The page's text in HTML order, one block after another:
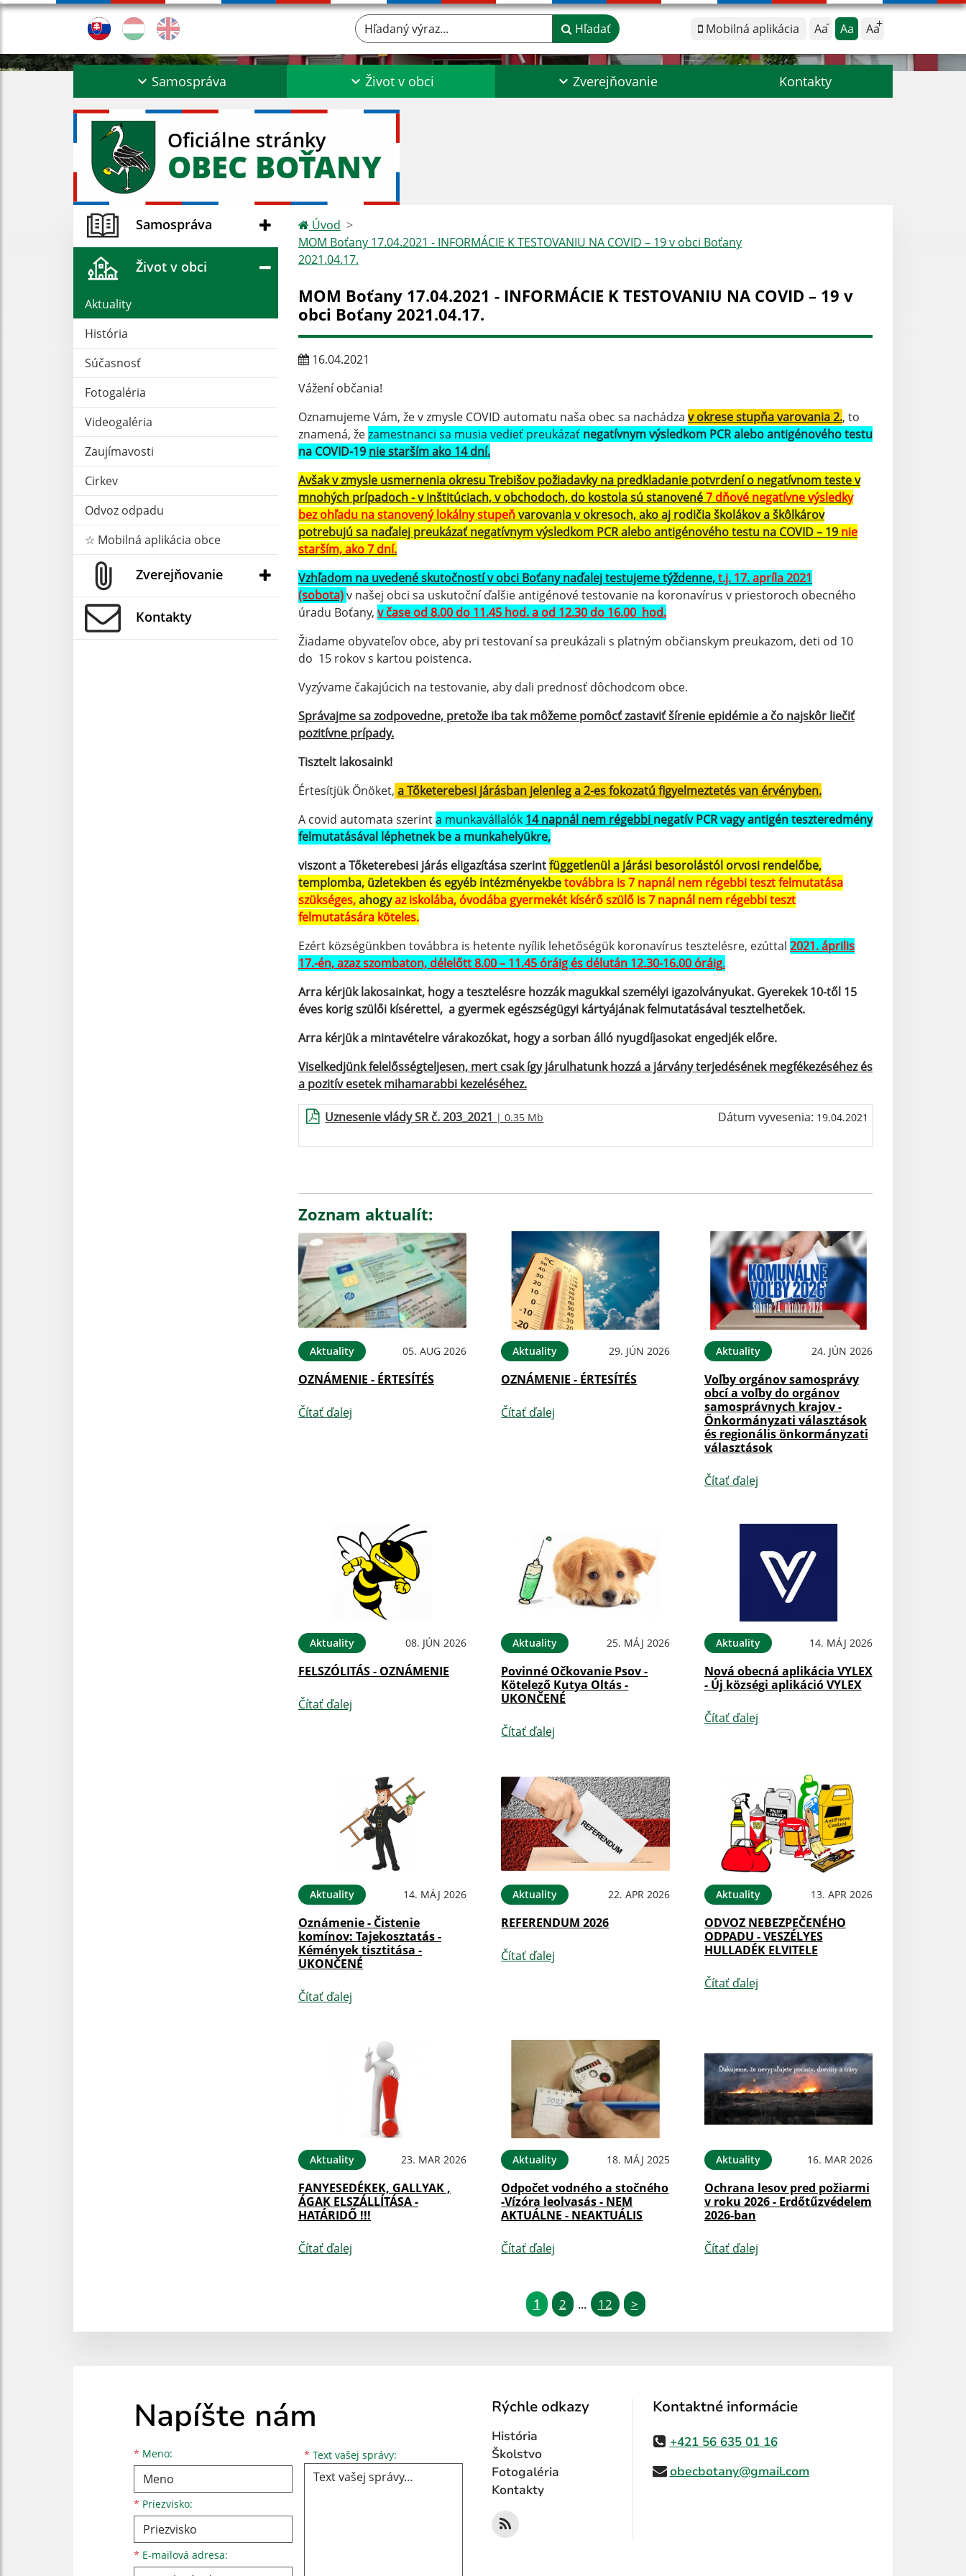
Mobilná aplikácia Aa Aa Aa
Hľadaný výraz... Hľadať
Samospráva Život v obci Zverejňovanie Kontakty
Oficiálne stránky
OBEC BOŤANY
Samospráva
Život v obci
Aktuality
História
Súčasnosť
Fotogaléria
Videogaléria
Zaujímavosti
Cirkev
Odvoz odpadu
☆ Mobilná aplikácia obce
Zverejňovanie
Kontakty
Úvod
MOM Boťany 17.04.2021 - INFORMÁCIE K TESTOVANIU NA COVID – 19 v obci Boťany
2021.04.17.
MOM Boťany 17.04.2021 - INFORMÁCIE K TESTOVANIU NA COVID – 19 v
obci Boťany 2021.04.17.
16.04.2021
Vážení občania!
Oznamujeme Vám, že v zmysle COVID automatu naša obec sa nachádza v okrese stupňa varovania 2., to
znamená, žezamestnanci sa musia vedieť preukázať negatívnym výsledkom PCR alebo antigénového testu
na COVID-19 nie starším ako 14 dní.
Avšak v zmysle usmernenia okresu Trebišov požiadavky na predkladanie potvrdení o negatívnom teste v
mnohých prípadoch - v inštitúciach, v obchodoch, do kostola sú stanovené7 dňové negatívne výsledky
bez ohľadu na stanovený lokálny stupeňvarovania v okresoch, ako aj rodičia školákov a škôlkárov
potrebujú sa naďalej preukázať negatívnym výsledkom PCR alebo antigénového testu na COVID – 19 nie
starším, ako 7 dní.
Vzhľadom na uvedené skutočností v obci Boťany naďalej testujeme týždenne,t.j. 17. apríla 2021
(sobota)v našej obci sa uskutoční ďalšie antigénové testovanie na koronavírus v priestoroch obecného
úradu Boťany, v čase od 8.00 do 11.45 hod. a od 12.30 do 16.00 hod.
Žiadame obyvateľov obce, aby pri testovaní sa preukázali s platným občianskym preukazom, deti od 10
do 15 rokov s kartou poistenca.
Vyzývame čakajúcich na testovanie, aby dali prednosť dôchodcom obce.
Správajme sa zodpovedne, pretože iba tak môžeme pomôcť zastaviť šírenie epidémie a čo najskôr liečiť
pozitívne prípady.
Tisztelt lakosaink!
Értesítjük Önöket, a Tőketerebesi járásban jelenleg a 2-es fokozatú figyelmeztetés van érvényben.
A covid automata szerinta munkavállalók 14 napnál nem régebbi negatív PCR vagy antigén teszteredmény
felmutatásával léphetnek be a munkahelyükre,
viszont a Tőketerebesi járás eligazítása szerintfüggetlenül a járási besorolástól orvosi rendelőbe,
templomba, üzletekben és egyéb intézményekbetovábbra is 7 napnál nem régebbi teszt felmutatása
szükséges,ahogyaz iskolába, óvodába gyermekét kísérő szülő is 7 napnál nem régebbi teszt
felmutatására köteles.
Ezért községünkben továbbra is hetente nyílik lehetőségük koronavírus tesztelésre, ezúttal 2021. április
17.-én, azaz szombaton, délelőtt 8.00 – 11.45 óráig és délután 12.30-16.00 óráig.
Arra kérjük lakosainkat, hogy a tesztelésre hozzák magukkal személyi igazolványukat. Gyerekek 10-től 15
éves korig szülői kísérettel, a gyermek egészségügyi kártyájának felmutatásával tesztelhetőek.
Arra kérjük a mintavételre várakozókat, hogy a sorban álló nyugdíjasokat engedjék előre.
Viselkedjünk felelősségteljesen, mert csak így járulhatunk hozzá a járvány terjedésének megfékezéséhez és
a pozitív esetek mihamarabbi kezeléséhez.
Uznesenie vlády SR č. 203_2021 | 0.35 Mb Dátum vyvesenia: 19.04.2021
Zoznam aktualít:
Aktuality 05. AUG 2026
OZNÁMENIE - ÉRTESÍTÉS
Čítať ďalej
Aktuality 29. JÚN 2026
OZNÁMENIE - ÉRTESÍTÉS
Čítať ďalej
Aktuality 24. JÚN 2026
Voľby orgánov samosprávy
obcí a voľby do orgánov
samosprávnych krajov -
Önkormányzati választások
és regionális önkormányzati
választások
Čítať ďalej
Aktuality 08. JÚN 2026
FELSZÓLITÁS - OZNÁMENIE
Čítať ďalej
Aktuality 25. MÁJ 2026
Povinné Očkovanie Psov -
Kötelező Kutya Oltás -
UKONČENÉ
Čítať ďalej
Aktuality 14. MÁJ 2026
Nová obecná aplikácia VYLEX
- Új községi aplikáció VYLEX
Čítať ďalej
Aktuality 14. MÁJ 2026
Oznámenie - Čistenie
komínov: Tajekosztatás -
Kémények tisztitása -
UKONČENÉ
Čítať ďalej
Aktuality 22. APR 2026
REFERENDUM 2026
Čítať ďalej
Aktuality 13. APR 2026
ODVOZ NEBEZPEČENÉHO
ODPADU - VESZÉLYES
HULLADÉK ELVITELE
Čítať ďalej
Aktuality 23. MAR 2026
FANYESEDÉKEK, GALLYAK ,
ÁGAK ELSZÁLLÍTÁSA -
HATÁRIDŐ !!!
Čítať ďalej
Aktuality 18. MÁJ 2025
Odpočet vodného a stočného
-Vízóra leolvasás - NEM
AKTUÁLNE - NEAKTUÁLIS
Čítať ďalej
Aktuality 16. MAR 2026
Ochrana lesov pred požiarmi
v roku 2026 - Erdőtűzvédelem
2026-ban
Čítať ďalej
1 2 ... 12 >
Napíšte nám
* Meno:
Meno
* Priezvisko:
Priezvisko
* E-mailová adresa:
E-mailová adresa * Text vašej správy: Text vašej správy...
Rýchle odkazy
História
Školstvo
Fotogaléria
Kontakty
Kontaktné informácie
+421 56 635 01 16
obecbotany@gmail.com